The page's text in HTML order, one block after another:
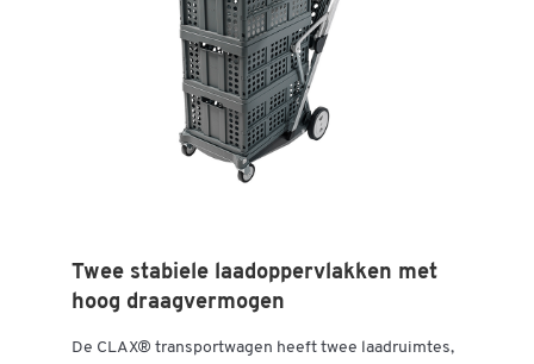
Twee stabiele laadoppervlakken met
hoog draagvermogen
De CLAX® transportwagen heeft twee laadruimtes,